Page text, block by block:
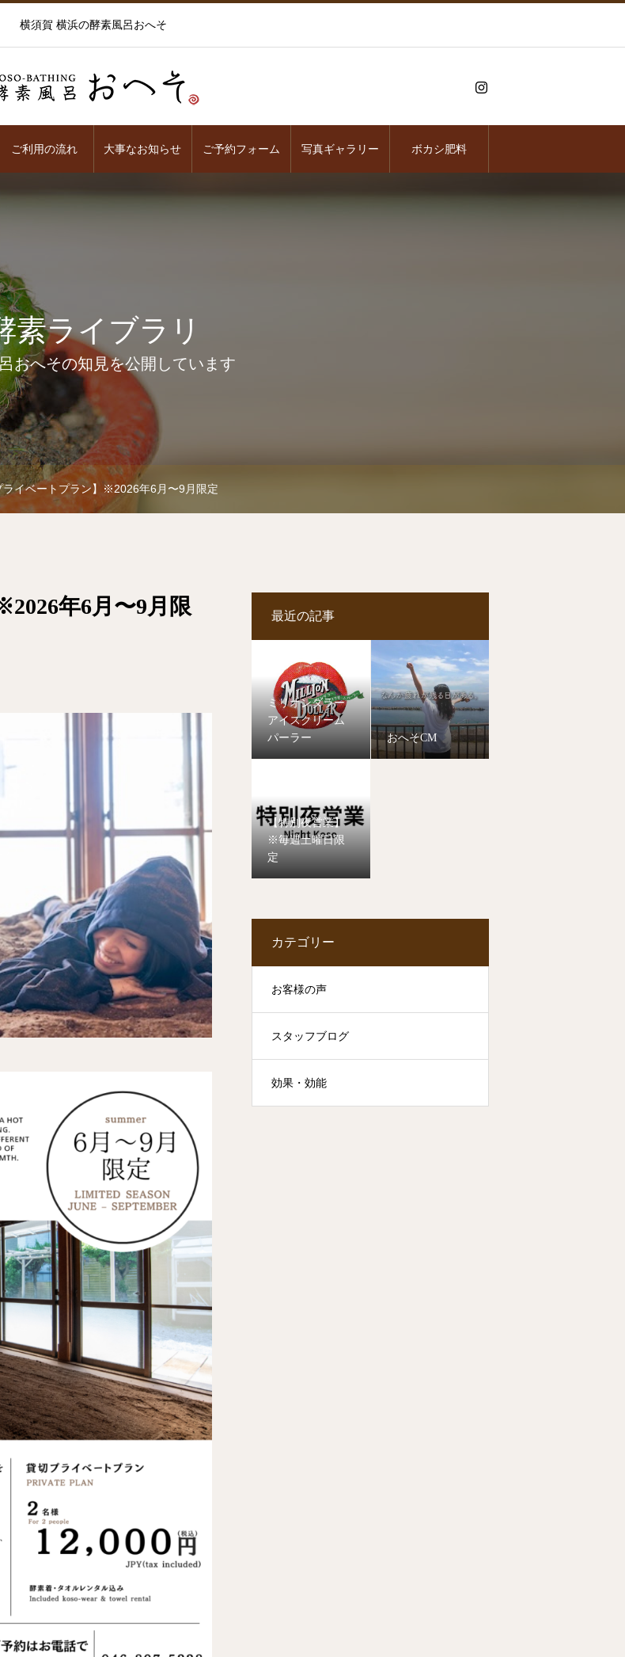
横須賀 横浜の酵素風呂おへそ
ご利用の流れ 大事なお知らせ ご予約フォーム 写真ギャラリー ボカシ肥料
素ライブラリ
おへその知見を公開しています
ライベートプラン】※2026年6月〜9月限定
年6月〜9月限
最近の記事
ミリオンダラー
アイスクリーム
パーラー
おへそCM
【特別夜営業】
※毎週土曜日限
定
カテゴリー
お客様の声
スタッフブログ
効果・効能